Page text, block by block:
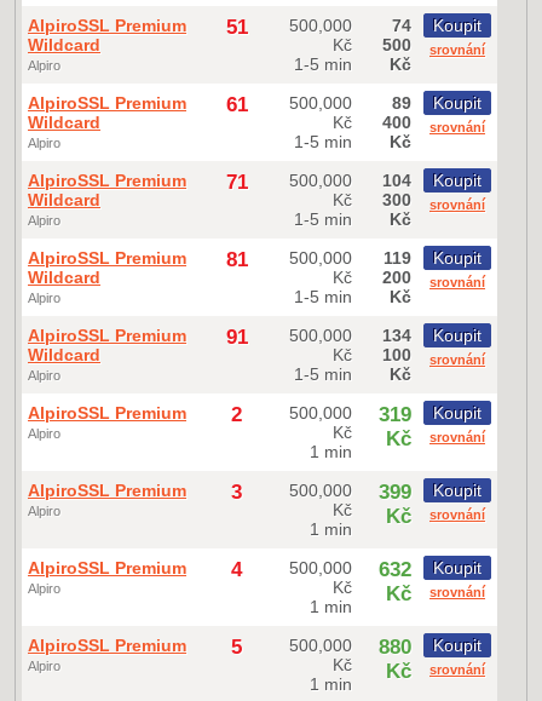
AlpiroSSL Premium
Wildcard
Alpiro
51
500,000
Kč
1-5 min
74
500
Kč
Koupit
srovnání
AlpiroSSL Premium
Wildcard
Alpiro
61
500,000
Kč
1-5 min
89
400
Kč
Koupit
srovnání
AlpiroSSL Premium
Wildcard
Alpiro
71
500,000
Kč
1-5 min
104
300
Kč
Koupit
srovnání
AlpiroSSL Premium
Wildcard
Alpiro
81
500,000
Kč
1-5 min
119
200
Kč
Koupit
srovnání
AlpiroSSL Premium
Wildcard
Alpiro
91
500,000
Kč
1-5 min
134
100
Kč
Koupit
srovnání
AlpiroSSL Premium
Alpiro
2
500,000
Kč
1 min
319
Kč
Koupit
srovnání
AlpiroSSL Premium
Alpiro
3
500,000
Kč
1 min
399
Kč
Koupit
srovnání
AlpiroSSL Premium
Alpiro
4
500,000
Kč
1 min
632
Kč
Koupit
srovnání
AlpiroSSL Premium
Alpiro
5
500,000
Kč
1 min
880
Kč
Koupit
srovnání